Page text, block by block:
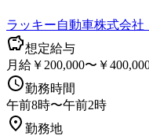
ラッキー自動車株式会社
想定給与
月給￥200,000〜￥
勤務時間
午前8時〜午前2時
勤務地